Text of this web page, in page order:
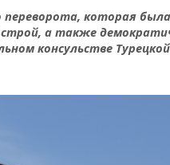
переворота, которая
а также
консульстве Турецкой